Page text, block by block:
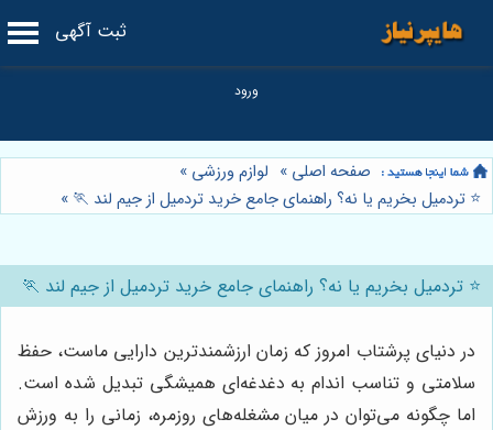
ثبت آگهی
صفحه اصلی » لوازم ورزشی »
⭐️ تردمیل بخریم یا نه؟ راهنمای جامع خرید تردمیل از جیم لند 🏃 »
⭐️ تردمیل بخریم یا نه؟ راهنمای جامع خرید تردمیل از جیم لند 🏃
در دنیای پرشتاب امروز که زمان ارزشمندترین دارایی ماست، حفظ
سلامتی و تناسب اندام به دغدغه‌ای همیشگی تبدیل شده است.
اما چگونه می‌توان در میان مشغله‌های روزمره، زمانی را به ورزش